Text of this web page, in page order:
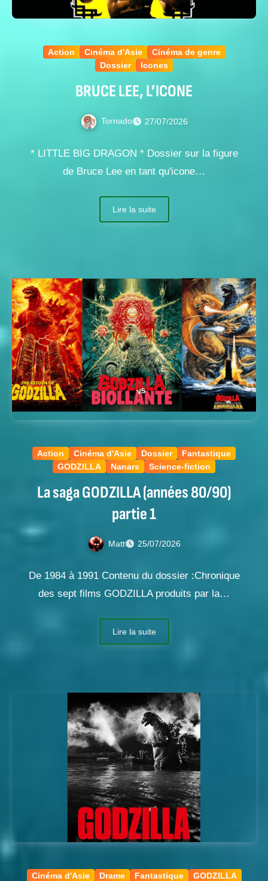
Action Cinéma d'Asie
Cinéma de genre
Dossier
Icones
BRUCE LEE, L’ICONE
Tornado 27/07/2026
* LITTLE BIG DRAGON * Dossier sur la figure
de Bruce Lee en tant qu'icone…
Lire la suite
Action Cinéma d'Asie Dossier
Fantastique
GODZILLA
Nanars Science-fiction
La saga GODZILLA (années 80/90)
partie 1
Matt 25/07/2026
De 1984 à 1991 Contenu du dossier :Chronique
des sept films GODZILLA produits par la…
Lire la suite
Cinéma d'Asie Drame Fantastique GODZILLA